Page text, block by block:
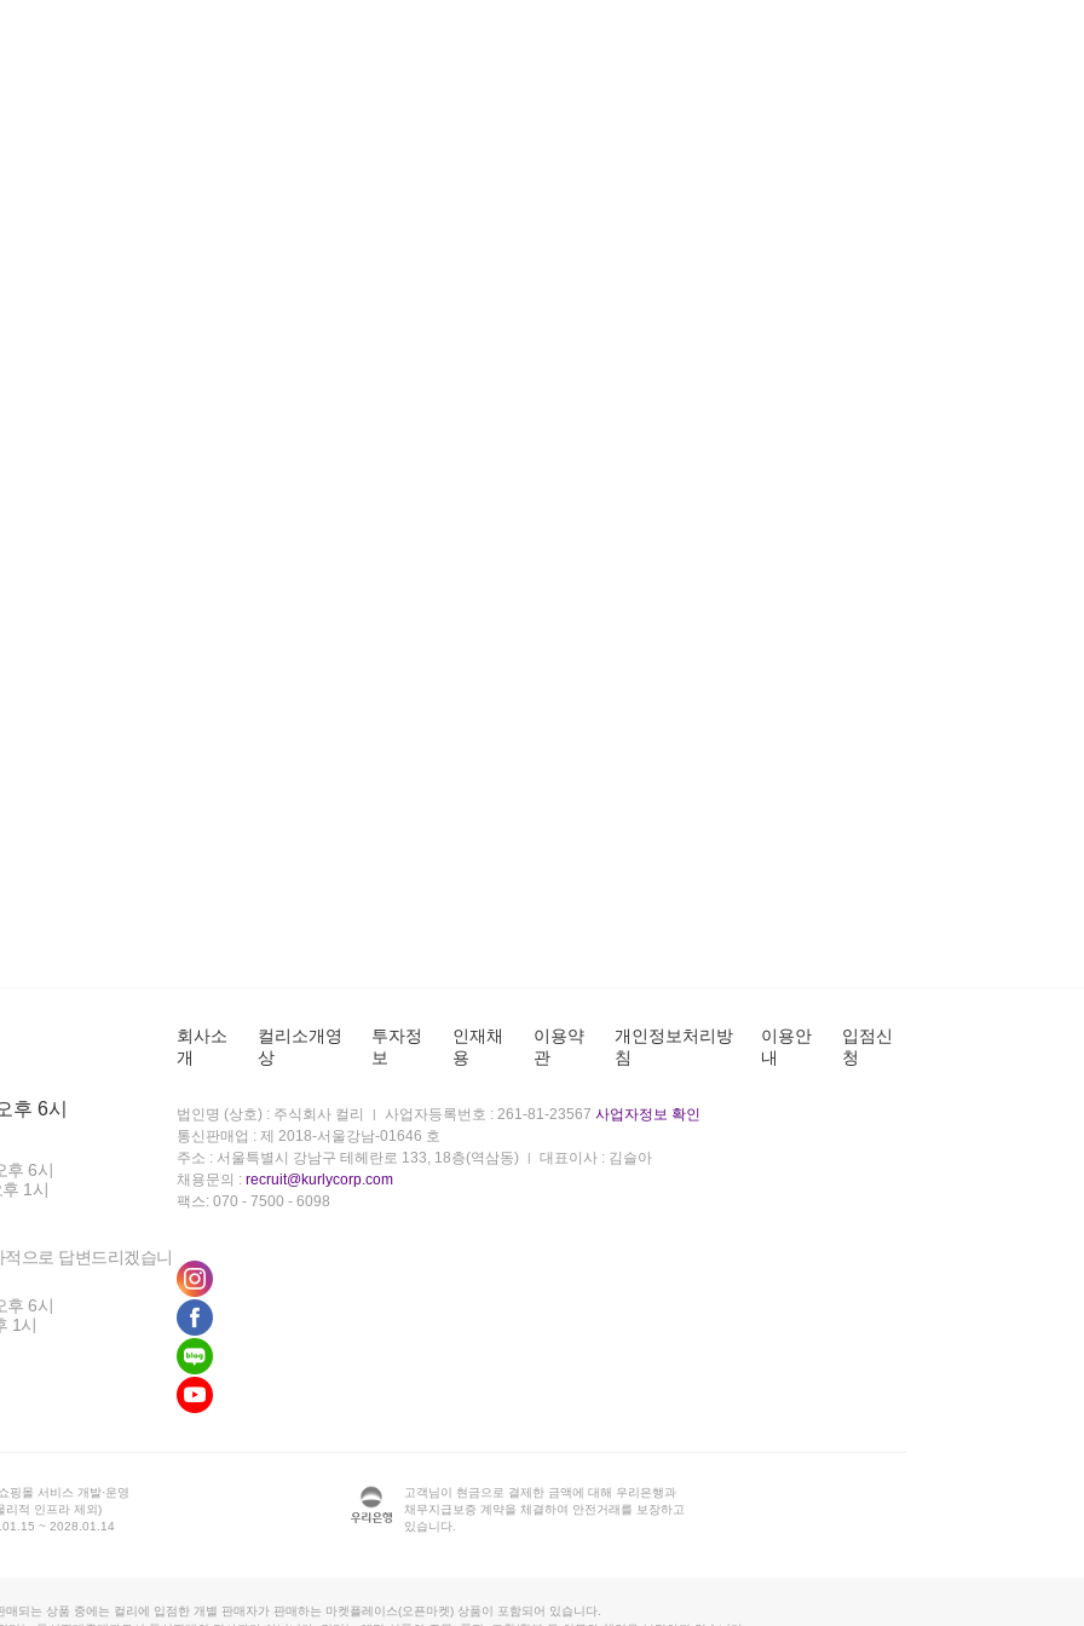
후 6시
후 6시
1시
으로 답변드리겠습니
후 6시
1시
회사소
개
컬리소개영
상
투자정
보
인재채
용
이용약
관
개인정보처리방
침
이용안
내
입점신
청
법인명 (상호) : 주식회사 컬리 사업자등록번호 : 261-81-23567 사업자정보 확인
통신판매업 : 제 2018-서울강남-01646 호
주소 : 서울특별시 강남구 테헤란로 133, 18층(역삼동)
대표이사 : 김슬아
채용문의 : recruit@kurlycorp.com
팩스: 070 - 7500 - 6098
핑몰 서비스 개발·운영
리적 인프라 제외)
~ 2028.01.14
고객님이 현금으로 결제한 금액에 대해 우리은행과
채무지급보증 계약을 체결하여 안전거래를 보장하고
있습니다.
매되는 상품 중에는 컬리에 입점한 개별 판매자가 판매하는 마켓플레이스(오픈마켓) 상품이 포함되어 있습니다.